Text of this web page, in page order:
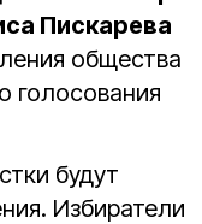
Пискарева
общества
голосования
будут
Избиратели